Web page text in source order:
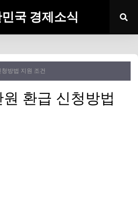
국 경제소식
방법 지원 조건
환급 신청방법